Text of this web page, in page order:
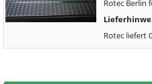
Rotec Berlin
Rotec liefert